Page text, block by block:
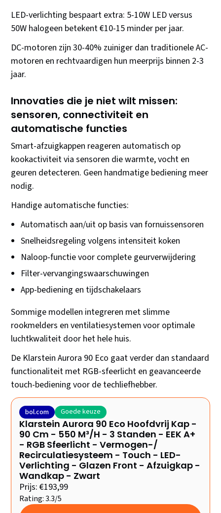
LED-verlichting bespaart extra: 5-10W LED versus
50W halogeen betekent €10-15 minder per jaar.
DC-motoren zijn 30-40% zuiniger dan traditionele AC-
motoren en rechtvaardigen hun meerprijs binnen 2-3
jaar.
Innovaties die je niet wilt missen:
sensoren, connectiviteit en
automatische functies
Smart-afzuigkappen reageren automatisch op
kookactiviteit via sensoren die warmte, vocht en
geuren detecteren. Geen handmatige bediening meer
nodig.
Handige automatische functies:
Automatisch aan/uit op basis van fornuissensoren
Snelheidsregeling volgens intensiteit koken
Naloop-functie voor complete geurverwijdering
Filter-vervangingswaarschuwingen
App-bediening en tijdschakelaars
Sommige modellen integreren met slimme
rookmelders en ventilatiesystemen voor optimale
luchtkwaliteit door het hele huis.
De Klarstein Aurora 90 Eco gaat verder dan standaard
functionaliteit met RGB-sfeerlicht en geavanceerde
touch-bediening voor de techliefhebber.
bol.com Goede keuze
Klarstein Aurora 90 Eco Hoofdvrij Kap -
90 Cm - 550 M³/H - 3 Standen - EEK A+
- RGB Sfeerlicht - Vermogen-/
Recirculatiesysteem - Touch - LED-
Verlichting - Glazen Front - Afzuigkap -
Wandkap - Zwart
Prijs: €193,99
Rating: 3.3/5